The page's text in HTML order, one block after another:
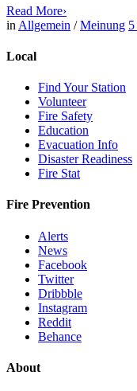
Read More›
in Allgemein /Meinung 5
Local
Find Your Station
Volunteer
Fire Safety
Education
Evacuation Info
Disaster Readiness
Fire Stat
Fire Prevention
Alerts
News
Facebook
Twitter
Dribbble
Instagram
Reddit
Behance
About